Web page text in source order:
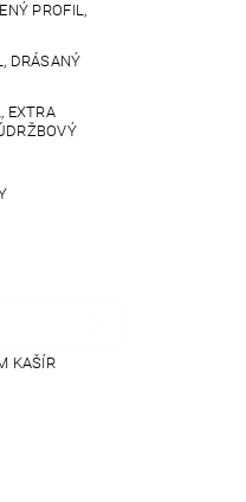
PROFIL,
DRÁSANÝ
EXTRA
KAŠÍR